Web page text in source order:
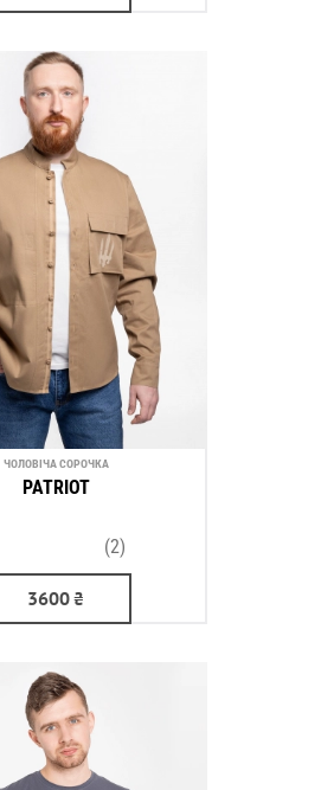
ЧОЛОВІЧА СОРОЧКА
PATRIOT
(2)
3600₴